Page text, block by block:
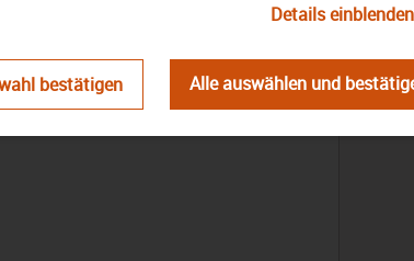
Details einblenden
bestätigen Alle auswählen und